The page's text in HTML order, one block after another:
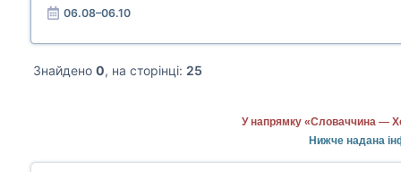
06.08–06.10
Знайдено 0, на сторінці: 25
У напрямку «Словаччина —
Нижче надана